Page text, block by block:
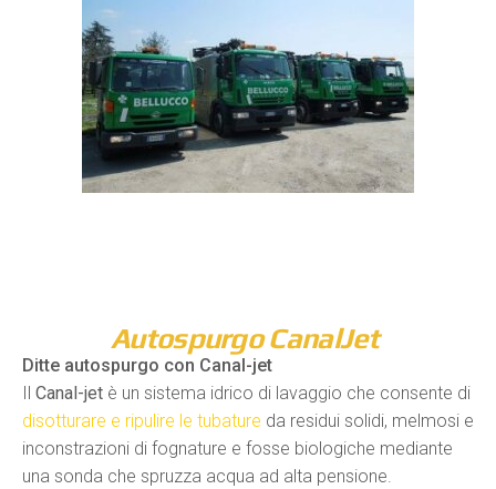
Autospurgo CanalJet
Ditte autospurgo con Canal-jet
Il Canal-jet è un sistema idrico di lavaggio che consente di
disotturare e ripulire le tubature da residui solidi, melmosi e
inconstrazioni di fognature e fosse biologiche mediante
una sonda che spruzza acqua ad alta pensione.